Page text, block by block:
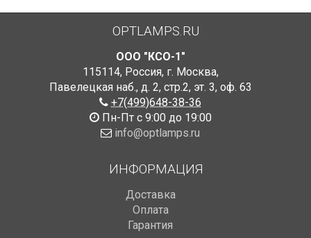
OPTLAMPS.RU
ООО "КСО-1"
115114, Россия, г. Москва,
Павелецкая наб., д. 2, стр.2, эт. 3, оф. 63
+7(499)648-38-36
Пн-Пт с 9:00 до 19:00
info@optlamps.ru
ИНФОРМАЦИЯ
Доставка
Оплата
Гарантия